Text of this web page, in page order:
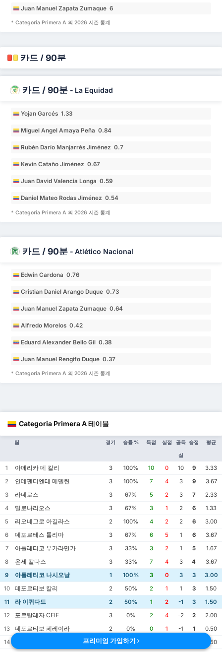
Juan Manuel Zapata Zumaque 6
* Categoria Primera A 의 2026 시즌 통계
카드 / 90분
카드 / 90분 - La Equidad
Yojan Garcés 1.33
Miguel Angel Amaya Peña 0.84
Rubén Darío Manjarrés Jiménez 0.7
Kevin Cataño Jiménez 0.67
Juan David Valencia Longa 0.59
Daniel Mateo Rodas Jiménez 0.54
* Categoria Primera A 의 2026 시즌 통계
카드 / 90분 - Atlético Nacional
Edwin Cardona 0.76
Cristian Daniel Arango Duque 0.73
Juan Manuel Zapata Zumaque 0.64
Alfredo Morelos 0.42
Eduard Alexander Bello Gil 0.38
Juan Manuel Rengifo Duque 0.37
* Categoria Primera A 의 2026 시즌 통계
Categoria Primera A 테이블
팀 경기 승률 % 득점 실점 골득
실
승점 평균
1 아메리카 데 칼리 3 100% 10 0 10 9
3.33
2
인데펜디엔테 메델린 3 100% 7 4 3 9
3.67
3
라네로스 3 67% 5 2 3 7
2.33
4
밀로나리오스 3 67% 3 1 2 6
1.33
5
리오네그로 아길라스 2 100% 4 2 2 6
3.00
6
데포르테스 톨리마 3 67% 6 5 1 6
3.67
7
아틀레티코 부카라만가 3 33% 3 2 1 5
1.67
8
온세 칼다스 3 33% 7 4 3 4
3.67
9
아틀레티코 나시오날 1 100% 3 0 3 3
3.00
10
데포르티보 칼리 2 50% 2 1 1 3
1.50
11
라 이퀴다드 2 50% 1 2 -1 3
1.50
12
포르탈레자 CEIF 3 0% 2 4 -2 2
2.00
13
데포르티보 페레이라 2 0% 0 1 -1 1
0.50
14
2 0%
2.50
프리미엄 가입하기